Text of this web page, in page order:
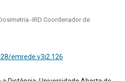
-IRD Coordenador de
emrede.v3i2.126